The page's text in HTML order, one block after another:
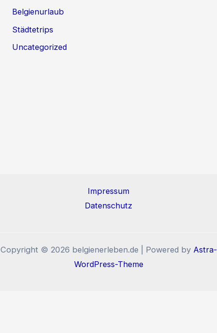
Belgienurlaub
Städtetrips
Uncategorized
Impressum
Datenschutz
Copyright © 2026 belgienerleben.de | Powered by Astra-
WordPress-Theme